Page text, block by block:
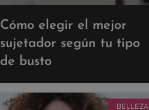
Cómo elegir el mejor
sujetador según tu tipo
de busto
BELLEZA